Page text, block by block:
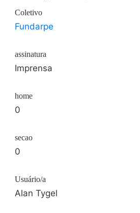
Coletivo
Fundarpe
assinatura
Imprensa
home
0
secao
0
Usuário/a
Alan Tygel